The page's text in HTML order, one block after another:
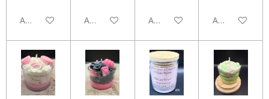
Ajouter au panierAjouter au panierAjouter au panierAjouter au